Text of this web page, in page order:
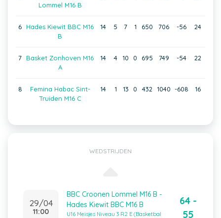
Lommel M16 B
6 Hades Kiewit BBC M16
B
14 5 7 1 650 706 -56 24
7 Basket Zonhoven M16
A
14 4 10 0 695 749 -54 22
8
Femina Habac Sint-
Truiden M16 C
14 1 13 0 432 1040 -608 16
WEDSTRIJDEN
29/04
11:00
BBC Croonen Lommel M16 B -
Hades Kiewit BBC M16 B
U16 Meisjes Niveau 3 R2 E (Basketbal
64 -
55